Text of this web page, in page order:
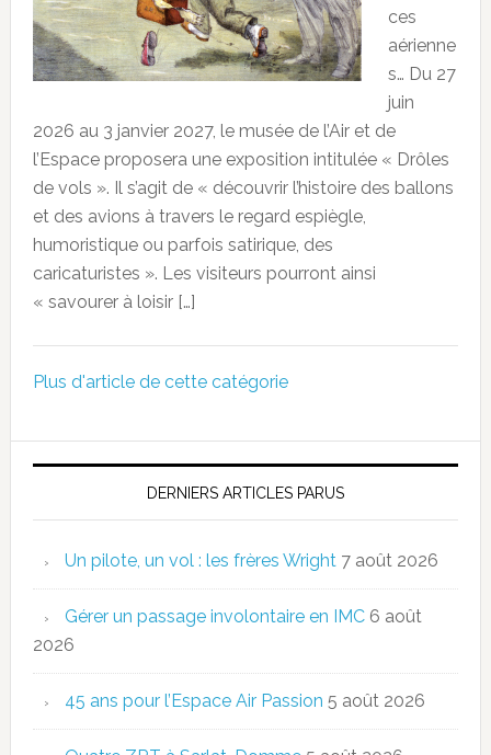
ces
aérienne
s… Du 27
juin
2026 au 3 janvier 2027, le musée de l’Air et de
l’Espace proposera une exposition intitulée « Drôles
de vols ». Il s’agit de « découvrir l’histoire des ballons
et des avions à travers le regard espiègle,
humoristique ou parfois satirique, des
caricaturistes ». Les visiteurs pourront ainsi
« savourer à loisir […]
Plus d'article de cette catégorie
DERNIERS ARTICLES PARUS
Un pilote, un vol : les frères Wright 7 août 2026
Gérer un passage involontaire en IMC 6 août
2026
45 ans pour l’Espace Air Passion 5 août 2026